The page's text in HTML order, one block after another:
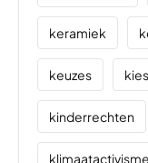
keramiek
keuzes
kinderrechten
klimaatactivisme